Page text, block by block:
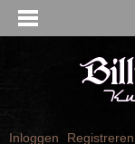
Inloggen Registreren